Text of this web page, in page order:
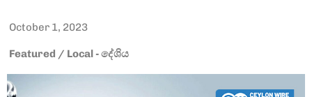
October 1, 2023
Featured / Local - දේශිය